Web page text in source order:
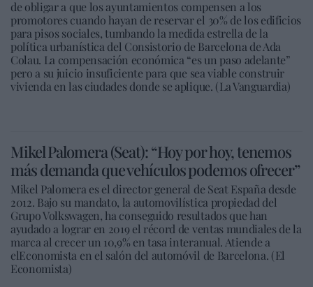
de obligar a que los ayuntamientos compensen a los
promotores cuando hayan de reservar el 30% de los edificios
para pisos sociales, tumbando la medida estrella de la
política urbanística del Consistorio de Barcelona de Ada
Colau. La compensación económica “es un paso adelante”
pero a su juicio insuficiente para que sea viable construir
vivienda en las ciudades donde se aplique. (La Vanguardia)
Mikel Palomera (Seat): “Hoy por hoy, tenemos
más demanda que vehículos podemos ofrecer”
Mikel Palomera es el director general de Seat España desde
2012. Bajo su mandato, la automovilística propiedad del
Grupo Volkswagen, ha conseguido resultados que han
ayudado a lograr en 2019 el récord de ventas mundiales de la
marca al crecer un 10,9% en tasa interanual. Atiende a
elEconomista en el salón del automóvil de Barcelona. (El
Economista)